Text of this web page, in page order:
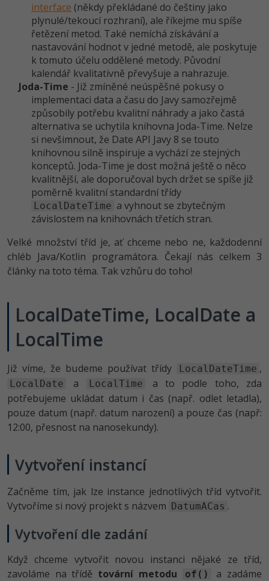
Time management
Windows
Linux
Sítě
Kybernetická bezpečnost
Elektronický podpis
Fórum
Ostatní
Fórum
interface (někdy překládané do češtiny jako
plynulé/tekoucí rozhraní), ale říkejme mu spíše
řetězení metod. Také nemíchá získávání a
nastavování hodnot v jedné metodě, ale poskytuje
k tomuto účelu oddělené metody. Původní
kalendář kvalitativně převyšuje a nahrazuje.
Joda-Time - Již zmíněné neúspěšné pokusy o
implementaci data a času do Javy samozřejmě
způsobily potřebu kvalitní náhrady a jako častá
alternativa se uchytila knihovna Joda-Time. Nelze
si nevšimnout, že Date API Javy 8 se touto
knihovnou silně inspiruje a vychází ze stejných
konceptů. Joda-Time je dost možná ještě o něco
kvalitnější, ale doporučoval bych držet se spíše již
poměrně kvalitní standardní třídy
LocalDateTime a vyhnout se zbytečným
závislostem na knihovnách třetích stran.
Velké množství tříd je, ať chceme nebo ne, každodenní
chléb Java/Kotlin programátora. Čekají nás celkem 3
články na toto téma. Tak vzhůru do toho!
LocalDateTime, LocalDate a
LocalTime
Již víme, že budeme používat třídy LocalDateTime ,
LocalDate a LocalTime
a to podle toho, zda
potřebujeme ukládat datum i čas (např. odlet letadla),
pouze datum (např. datum narození) a pouze čas (např:
12:00, přesnost na nanosekundy).
Vytvoření instancí
Začněme tím, jak lze instance jednotlivých tříd vytvořit.
Vytvoříme si nový projekt s názvem DatumACas .
Vytvoření dle zadání
Když chceme vytvořit novou instanci nějaké ze tříd,
zavoláme na třídě tovární metodu of()
a zadáme